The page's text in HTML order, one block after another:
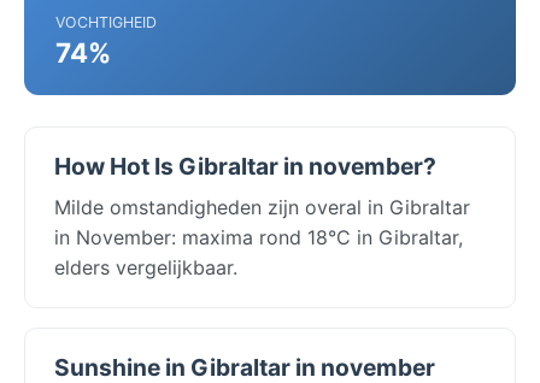
VOCHTIGHEID
74%
How Hot Is Gibraltar in november?
Milde omstandigheden zijn overal in Gibraltar
in November: maxima rond 18°C in Gibraltar,
elders vergelijkbaar.
Sunshine in Gibraltar in november